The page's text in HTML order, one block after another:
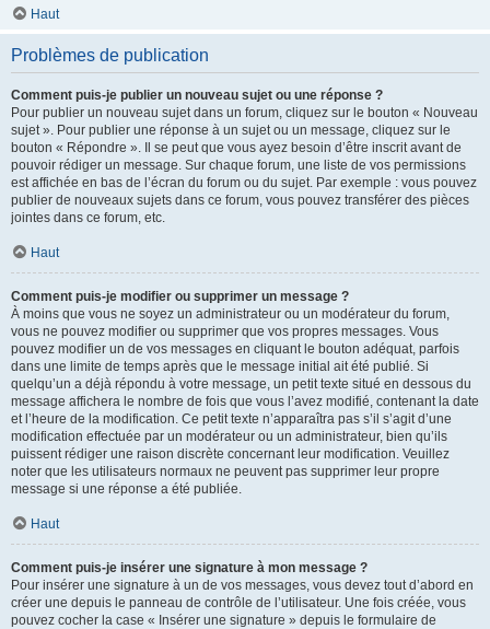
Haut
Problèmes de publication
Comment puis-je publier un nouveau sujet ou une réponse ?
Pour publier un nouveau sujet dans un forum, cliquez sur le bouton « Nouveau
sujet ». Pour publier une réponse à un sujet ou un message, cliquez sur le
bouton « Répondre ». Il se peut que vous ayez besoin d’être inscrit avant de
pouvoir rédiger un message. Sur chaque forum, une liste de vos permissions
est affichée en bas de l’écran du forum ou du sujet. Par exemple : vous pouvez
publier de nouveaux sujets dans ce forum, vous pouvez transférer des pièces
jointes dans ce forum, etc.
Haut
Comment puis-je modifier ou supprimer un message ?
À moins que vous ne soyez un administrateur ou un modérateur du forum,
vous ne pouvez modifier ou supprimer que vos propres messages. Vous
pouvez modifier un de vos messages en cliquant le bouton adéquat, parfois
dans une limite de temps après que le message initial ait été publié. Si
quelqu’un a déjà répondu à votre message, un petit texte situé en dessous du
message affichera le nombre de fois que vous l’avez modifié, contenant la date
et l’heure de la modification. Ce petit texte n’apparaîtra pas s’il s’agit d’une
modification effectuée par un modérateur ou un administrateur, bien qu’ils
puissent rédiger une raison discrète concernant leur modification. Veuillez
noter que les utilisateurs normaux ne peuvent pas supprimer leur propre
message si une réponse a été publiée.
Haut
Comment puis-je insérer une signature à mon message ?
Pour insérer une signature à un de vos messages, vous devez tout d’abord en
créer une depuis le panneau de contrôle de l’utilisateur. Une fois créée, vous
pouvez cocher la case « Insérer une signature » depuis le formulaire de